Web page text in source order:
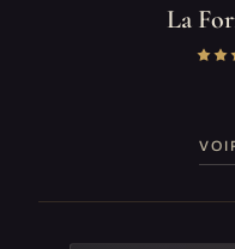
La